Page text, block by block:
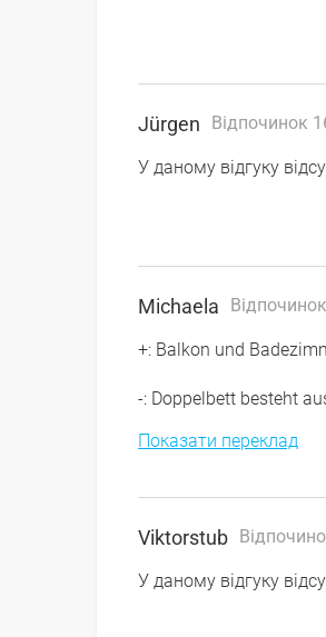
Jürgen Відпочинок
У даному відгуку
Michaela
+: Balkon und
-: Doppelbett besteht
Показати переклад
Viktorstub
У даному відгуку